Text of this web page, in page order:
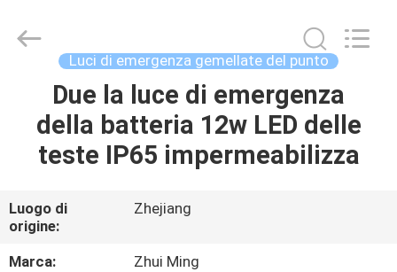
CASA
PRODOTTI
CIRCA
NOI
Dreamy
Technology
Luci di emergenza gemellate del punto
Due la luce di emergenza
della batteria 12w LED delle
teste IP65 impermeabilizza
Luogo di
origine:
Zhejiang
Marca:
Zhui Ming